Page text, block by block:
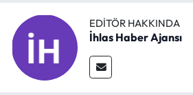
EDITÖR HAKKINDA
İhlas Haber Ajansı